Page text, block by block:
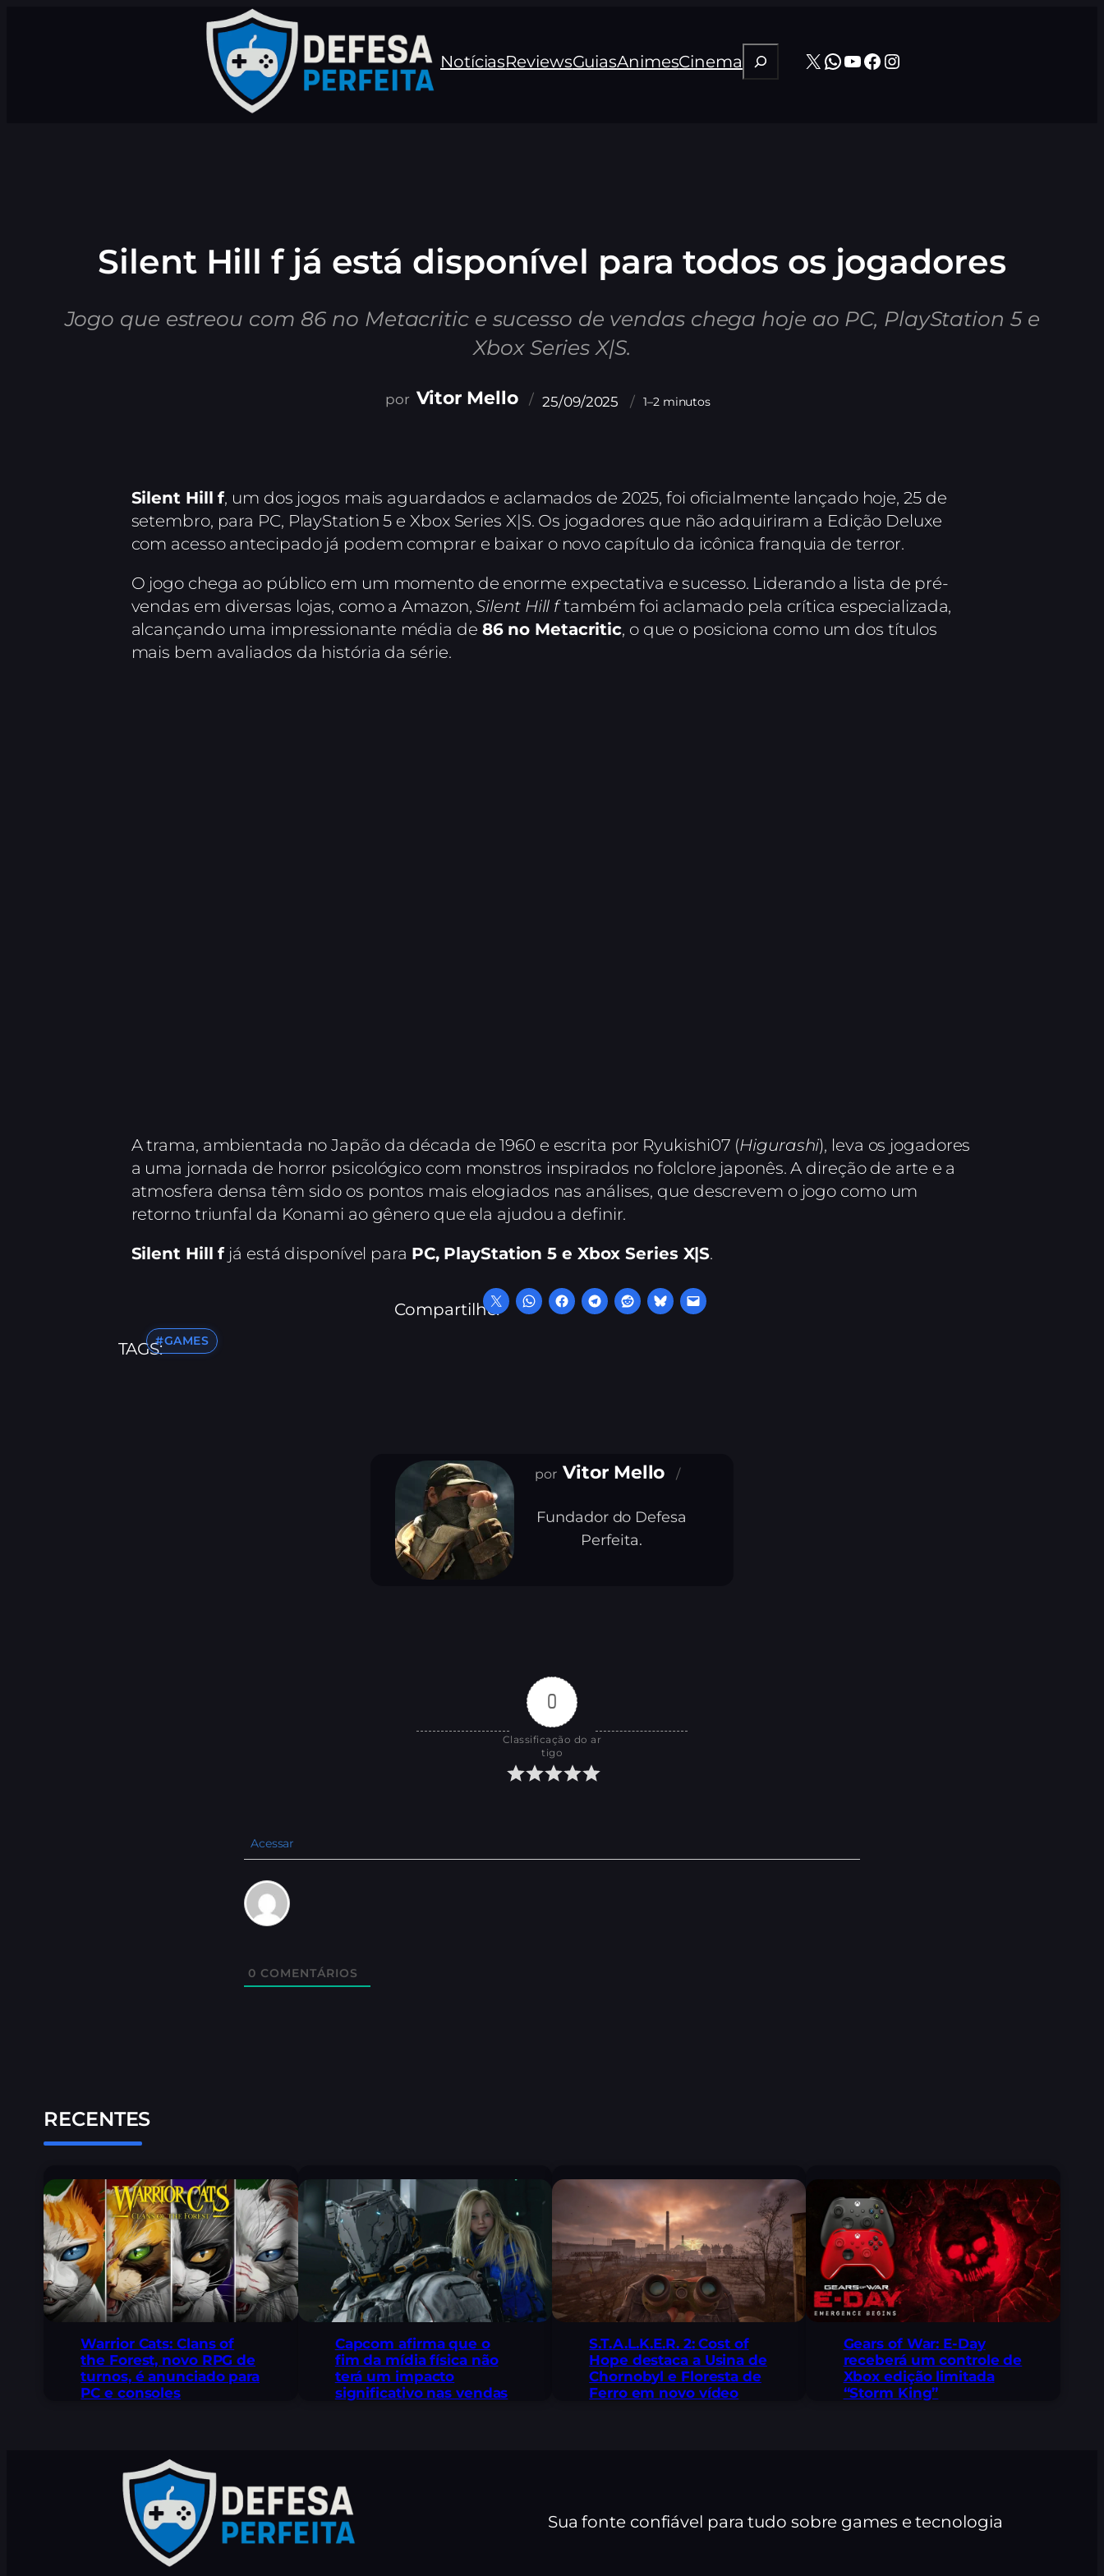
NotíciasReviewsGuiasAnimesCinema Pesquisar
X WhatsApp
Youtube
Facebook
Instagram
Silent Hill f já está disponível para todos os jogadores
Jogo que estreou com 86 no Metacritic e sucesso de vendas chega hoje ao PC, PlayStation 5 e
Xbox Series X|S.
Vitor Mello 25/09/2025 1–2 minutos
Silent Hill f, um dos jogos mais aguardados e aclamados de 2025, foi oficialmente lançado hoje, 25 de
setembro, para PC, PlayStation 5 e Xbox Series X|S. Os jogadores que não adquiriram a Edição Deluxe
com acesso antecipado já podem comprar e baixar o novo capítulo da icônica franquia de terror.
O jogo chega ao público em um momento de enorme expectativa e sucesso. Liderando a lista de pré-
vendas em diversas lojas, como a Amazon,Silent Hill ftambém foi aclamado pela crítica especializada,
alcançando uma impressionante média de 86 no Metacritic, o que o posiciona como um dos títulos
mais bem avaliados da história da série.
A trama, ambientada no Japão da década de 1960 e escrita por Ryukishi07 (Higurashi), leva os jogadores
a uma jornada de horror psicológico com monstros inspirados no folclore japonês. A direção de arte e a
atmosfera densa têm sido os pontos mais elogiados nas análises, que descrevem o jogo como um
retorno triunfal da Konami ao gênero que ela ajudou a definir.
Silent Hill fjá está disponível para PC, PlayStation 5 e Xbox Series X|S.
Compartilhe:
TAGS:#GAMES
Vitor Mello
Fundador do Defesa
Perfeita.
0
Classificação do ar
tigo
Acessar
0 COMENTÁRIOS
RECENTES
Warrior Cats: Clans of
the Forest, novo RPG de
turnos, é anunciado para
PC e consoles
Capcom afirma que o
fim da mídia física não
terá um impacto
significativo nas vendas
S.T.A.L.K.E.R. 2: Cost of
Hope destaca a Usina de
Chornobyl e Floresta de
Ferro em novo vídeo
Gears of War: E-Day
receberá um controle de
Xbox edição limitada
“Storm King”
Sua fonte confiável para tudo sobre games e tecnologia